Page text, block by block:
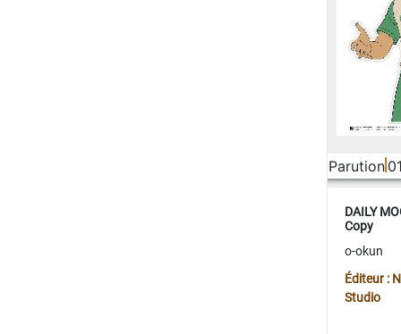
Parution
DAILY
Copy
o-okun
Éditeur :
Studio